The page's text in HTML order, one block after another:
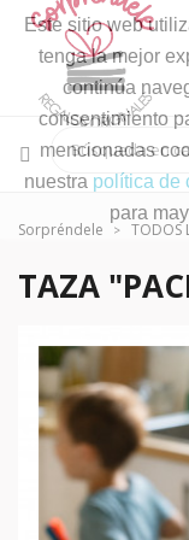
Este sitio web
tenga la mejor
continúa
consentimiento
mencionadas
nuestra política de
para
Sorpréndele TODOS
TAZA